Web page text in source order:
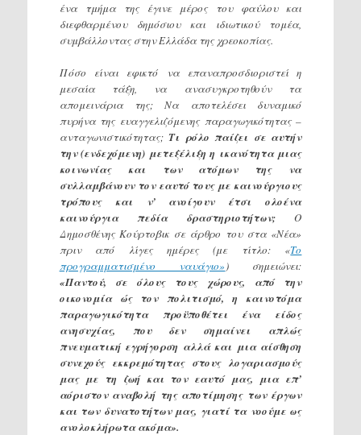
ένα τμήμα της έγινε μέρος του φαύλου και
διεφθαρμένου δημόσιου και ιδιωτικού τομέα,
συμβάλλοντας στην Ελλάδα της χρεοκοπίας.
Πόσο είναι εφικτό να επαναπροσδιοριστεί η
μεσαία τάξη, να ανασυγκροτηθούν τα
απομεινάρια της; Να αποτελέσει δυναμικό
πυρήνα της ευαγγελιζόμενης παραγωγικότητας –
ανταγωνιστικότητας; Τι ρόλο παίζει σε αυτήν
την (ενδεχόμενη) μετεξέλιξη η ικανότητα μιας
κοινωνίας και των ατόμων της να
συλλαμβάνουν τον εαυτό τους με καινούργιους
τρόπους και ν’ ανοίγουν έτσι ολοένα
καινούργια πεδία δραστηριοτήτων; Ο
Δημοσθένης Κούρτοβικ σε άρθρο του στα «Νέα»
πριν από λίγες ημέρες (με τίτλο: «Το
προγραμματισμένο ναυάγιο» ) σημειώνει:
«Παντού, σε όλους τους χώρους, από την
οικονομία ώς τον πολιτισμό, η καινοτόμα
παραγωγικότητα προϋποθέτει ένα είδος
ανησυχίας, που δεν σημαίνει απλώς
πνευματική εγρήγορση αλλά και μια αίσθηση
συνεχούς εκκρεμότητας στους λογαριασμούς
μας με τη ζωή και τον εαυτό μας, μια επ’
αόριστον αναβολή της αποτίμησης των έργων
και των δυνατοτήτων μας, γιατί τα νοούμε ως
ανολοκλήρωτα ακόμα».